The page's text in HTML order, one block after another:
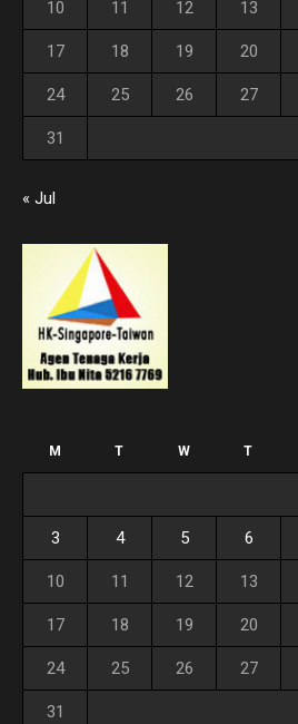
10 11 12 13
17 18 19 20
24 25 26 27
31
« Jul
M T W T
3 4 5 6
10 11 12 13
17 18 19 20
24 25 26 27
31